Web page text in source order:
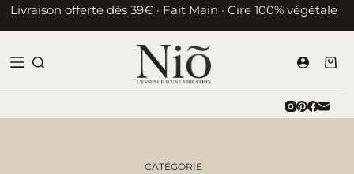
Passer
au
Livraison offerte dès 39€ · Fait Main · Cire 100% végétale
CATÉGORIE